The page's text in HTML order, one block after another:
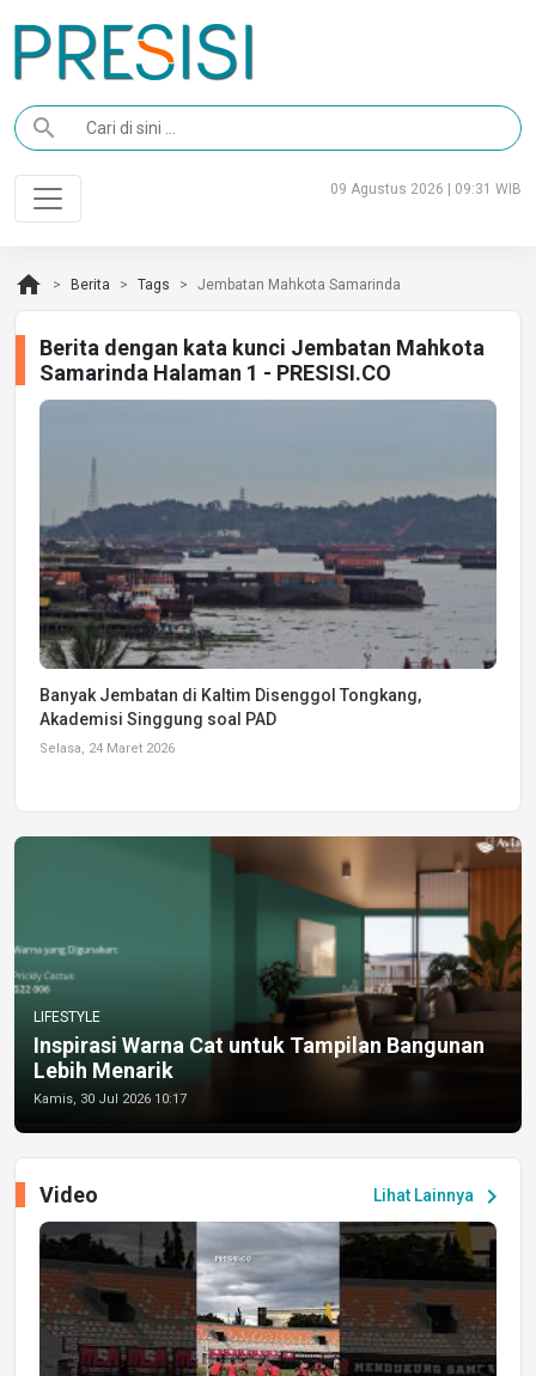
search
09 Agustus 2026 | 09:31 WIB
home Berita Tags Jembatan Mahkota Samarinda
Berita dengan kata kunci Jembatan Mahkota
Samarinda Halaman 1 - PRESISI.CO
Banyak Jembatan di Kaltim Disenggol Tongkang,
Akademisi Singgung soal PAD
Selasa, 24 Maret 2026
LIFESTYLE
Inspirasi Warna Cat untuk Tampilan Bangunan
Lebih Menarik
Kamis, 30 Jul 2026 10:17
Lihat Lainnya chevron_right
Video